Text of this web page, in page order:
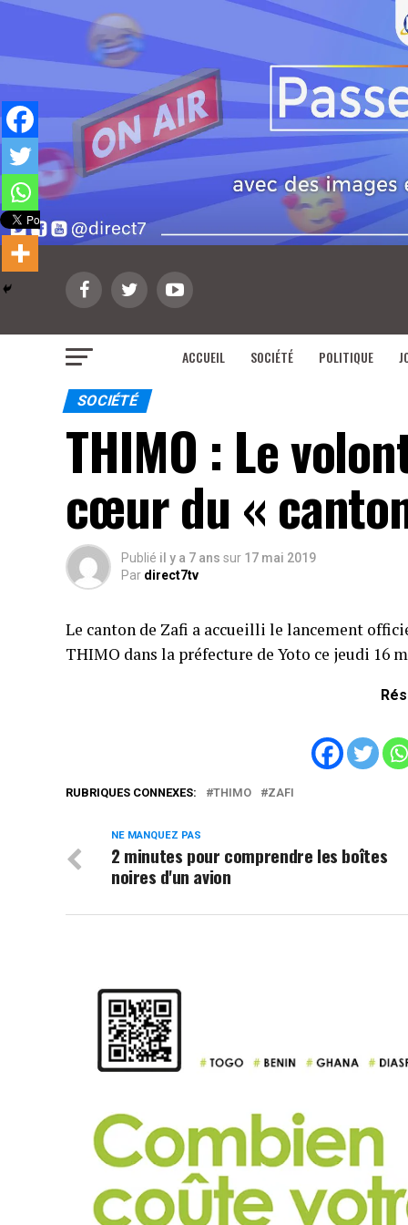
ACCUEIL SOCIÉTÉ POLITIQUE
SOCIÉTÉ
THIMO : Le
cœur du «
Publié il y a 7 ans sur 17 mai 2019
Par direct7tv
Le canton de Zafi a accueilli le lancement
THIMO dans la préfecture de Yoto ce jeudi 16
RUBRIQUES CONNEXES: THIMO ZAFI
NE MANQUEZ PAS
2 minutes pour comprendre les boîtes
noires d'un avion